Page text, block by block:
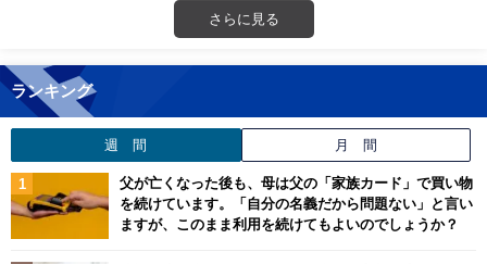
さらに見る
ランキング
週 間 月 間
父が亡くなった後も、母は父の「家族カード」で買い物
を続けています。「自分の名義だから問題ない」と言い
ますが、このまま利用を続けてもよいのでしょうか？